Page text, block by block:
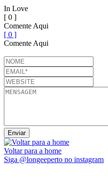
In Love
[ 0 ]
Comente Aqui
[ 0 ]
Comente Aqui
Voltar para a home
Siga @longeeperto no instagram